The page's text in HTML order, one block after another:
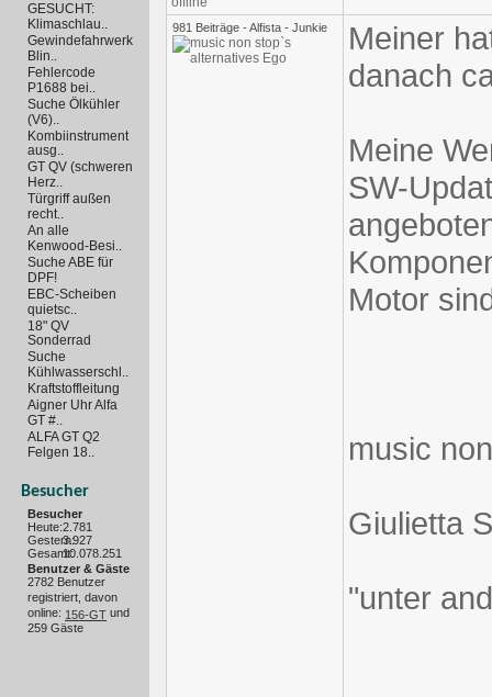
GESUCHT:
Klimaschlau..
Gewindefahrwerk
Blin..
Fehlercode
P1688 bei..
Suche Ölkühler
(V6)..
Kombiinstrument
ausg..
GT QV (schweren
Herz..
Türgriff außen
recht..
An alle
Kenwood-Besi..
Suche ABE für
DPF!
EBC-Scheiben
quietsc..
18" QV
Sonderrad
Suche
Kühlwasserschl..
Kraftstoffleitung
Aigner Uhr Alfa
GT #..
ALFA GT Q2
Felgen 18..
Besucher
Besucher
Heute:2.781
Gestern:3.927
Gesamt:10.078.251
Benutzer & Gäste
2782 Benutzer
registriert, davon
online: 156-GT und
259 Gäste
981 Beiträge - Alfista - Junkie
Meiner
danach
Meine
SW-
Motor
music
Giulietta
"unter